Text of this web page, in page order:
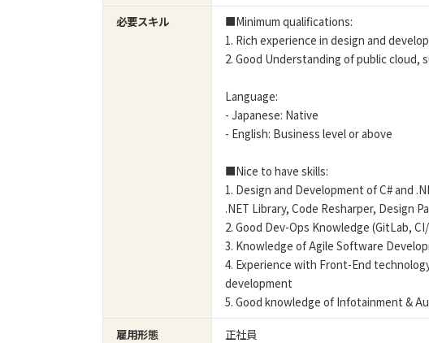
必要スキル
■Minimum qualifications:
1. Rich experience in design and
2. Good Understanding of public cloud,
Language:
- Japanese: Native
- English: Business level or above
■Nice to have skills:
1. Design and Development of C# and
.NET Library, Code Resharper, Design
2. Good Dev-Ops Knowledge (GitLab,
3. Knowledge of Agile Software
4. Experience with Front-End
development
5. Good knowledge of Infotainment &
雇用形態
正社員